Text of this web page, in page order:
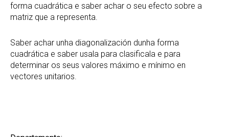
forma cuadrática e saber achar o seu efecto sobre a
matriz que a representa.
Saber achar unha diagonalización dunha forma
cuadrática e saber usala para clasificala e para
determinar os seus valores máximo e mínimo en
vectores unitarios.